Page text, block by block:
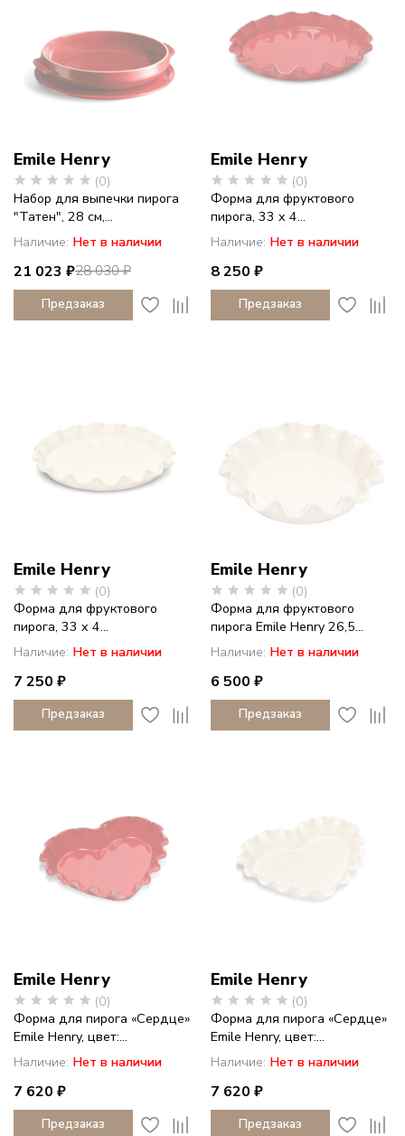
Emile Henry
(0)
Набор для выпечки пирога
"Татен", 28 см,...
Наличие: Нет в наличии
28 030 ₽
21 023 ₽
Предзаказ
Emile Henry
(0)
Форма для фруктового
пирога, 33 x 4...
Наличие: Нет в наличии
8 250 ₽
Предзаказ
Emile Henry
(0)
Форма для фруктового
пирога, 33 x 4...
Наличие: Нет в наличии
7 250 ₽
Предзаказ
Emile Henry
(0)
Форма для фруктового
пирога Emile Henry 26,5...
Наличие: Нет в наличии
6 500 ₽
Предзаказ
Emile Henry
(0)
Форма для пирога «Сердце»
Emile Henry, цвет:...
Наличие: Нет в наличии
7 620 ₽
Предзаказ
Emile Henry
(0)
Форма для пирога «Сердце»
Emile Henry, цвет:...
Наличие: Нет в наличии
7 620 ₽
Предзаказ